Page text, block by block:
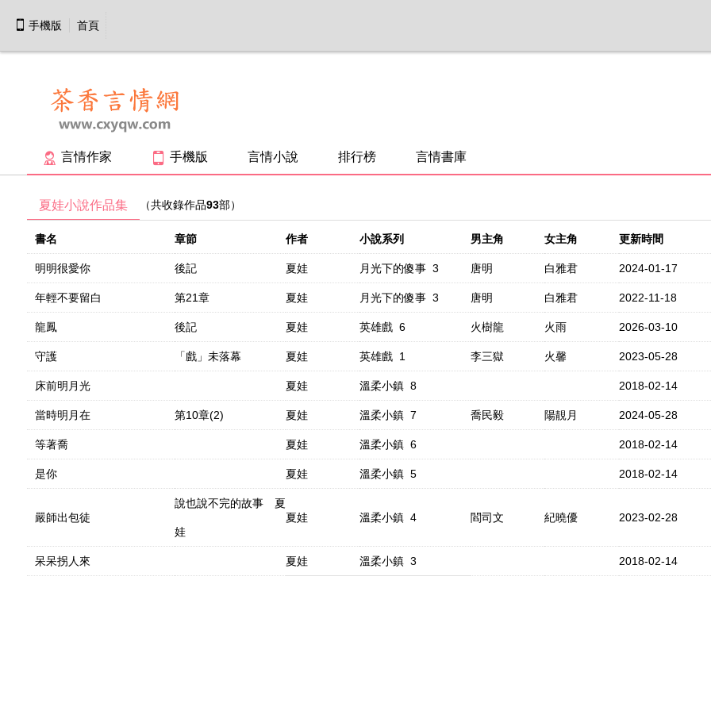
手機版 首頁
 言情作家  手機版 言情小說 排行榜 言情書庫
夏娃小說作品集 （共收錄作品93部）
書名 章節 作者 小說系列 男主角 女主角 更新時間
明明很愛你 後記 夏娃 月光下的傻事 3 唐明 白雅君 2024-01-17
年輕不要留白 第21章 夏娃 月光下的傻事 3 唐明 白雅君 2022-11-18
龍鳳 後記 夏娃 英雄戲 6 火樹龍 火雨 2026-03-10
守護 「戲」未落幕 夏娃 英雄戲 1 李三獄 火馨 2023-05-28
床前明月光 夏娃 溫柔小鎮 8 2018-02-14
當時明月在 第10章(2) 夏娃 溫柔小鎮 7 喬民毅 陽靚月 2024-05-28
等著喬 夏娃 溫柔小鎮 6 2018-02-14
是你 夏娃 溫柔小鎮 5 2018-02-14
嚴師出包徒
說也說不完的故事 夏
娃
夏娃 溫柔小鎮 4 閻司文 紀曉優 2023-02-28
呆呆拐人來 夏娃 溫柔小鎮 3 2018-02-14